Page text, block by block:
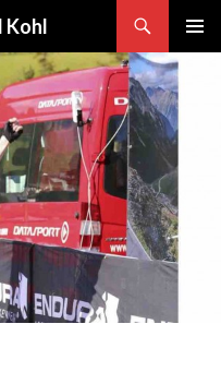
Kohl
MENÜ